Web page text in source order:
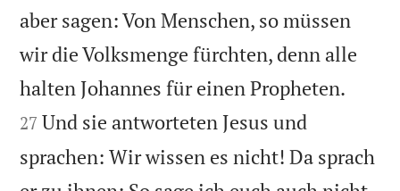
aber sagen: Von Menschen, so müssen
wir die Volksmenge fürchten, denn alle
halten Johannes für einen Propheten.
27 Und sie antworteten Jesus und
sprachen: Wir wissen es nicht! Da sprach